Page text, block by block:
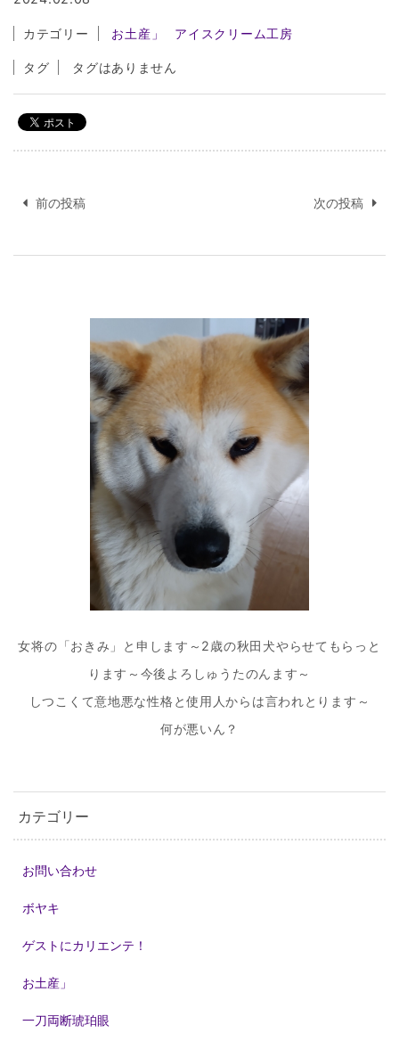
カテゴリー お土産」 アイスクリーム工房
タグ タグはありません
稿前の投稿 次の投稿
女将の「おきみ」と申します～2歳の秋田犬やらせてもらっと
ります～今後よろしゅうたのんます～
しつこくて意地悪な性格と使用人からは言われとります～
何が悪いん？
カテゴリー
お問い合わせ
ボヤキ
ゲストにカリエンテ！
お土産」
一刀両断琥珀眼